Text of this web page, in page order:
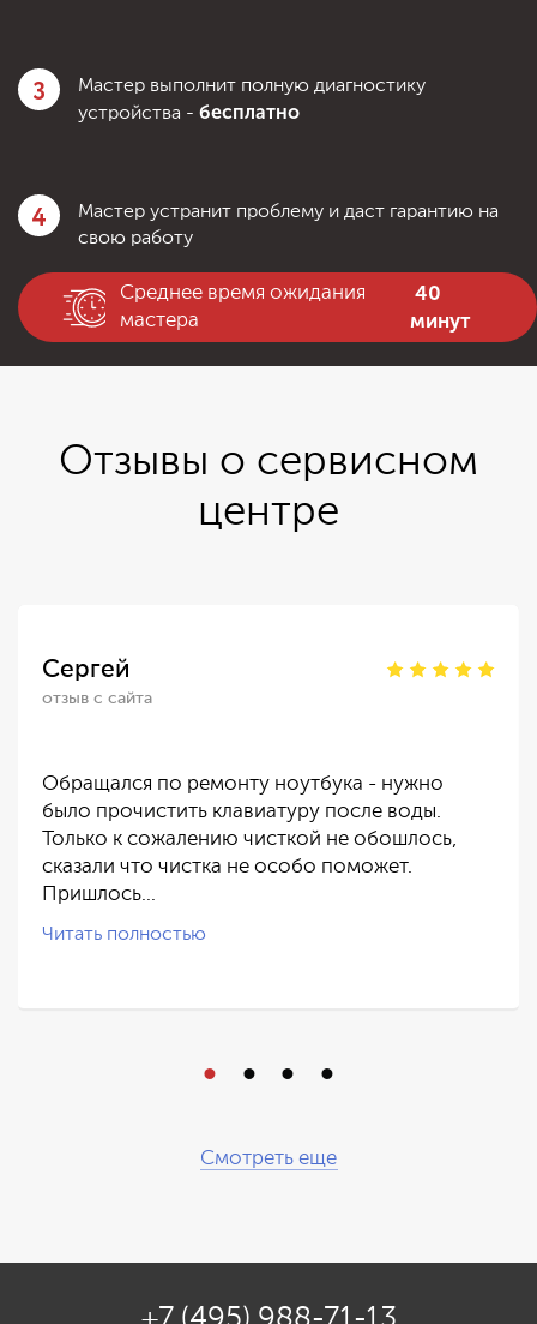
3
Мастер выполнит полную диагностику
устройства - бесплатно
4
Мастер устранит проблему и даст гарантию на
свою работу
Среднее время ожидания
мастера
40
минут
Отзывы о сервисном
центре
Сергей
отзыв с сайта
Обращался по ремонту ноутбука - нужно
было прочистить клавиатуру после воды.
Только к сожалению чисткой не обошлось,
сказали что чистка не особо поможет.
Пришлось…
Читать полностью
Смотреть еще